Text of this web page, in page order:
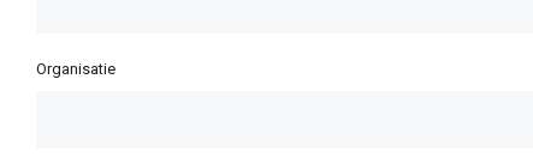
Organisatie